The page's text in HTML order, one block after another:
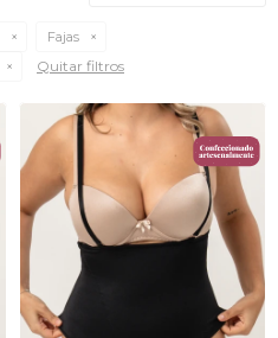
Fajas
Quitar filtros